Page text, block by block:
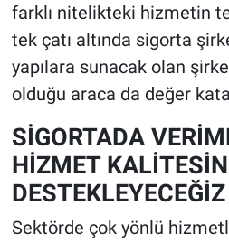
farklı nitelikteki hizmetin
tek çatı altında sigorta
yapılara sunacak olan
olduğu araca da değer
SİGORTADA
HİZMET
DESTEKLEYECEĞİZ
Sektörde çok yönlü